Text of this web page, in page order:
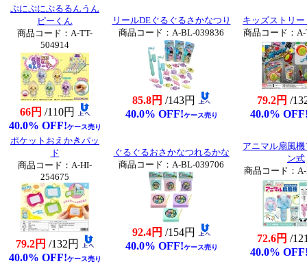
ぷにぷにぷるるんうん
ピーくん
商品コード：A-TT-
504914
66円 /110円
40.0% OFF!ケース売り
リールDEぐるぐるさかなつり
商品コード：A-BL-039836
85.8円 /143円
40.0% OFF!ケース売り
キッズストリ
商品コード：
79.2円 /
40.0%
ポケットおえかきパッ
ド
商品コード：A-HI-
254675
79.2円 /132円
40.0% OFF!ケース売り
ぐるぐるおさかなつれるかな
商品コード：A-BL-039706
92.4円 /154円
40.0% OFF!ケース売り
アニマル扇風
ン式
商品コード：
72.6円 /
40.0%